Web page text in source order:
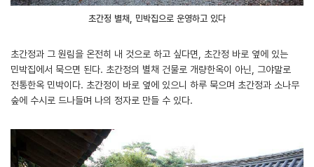
초간정 별채, 민박집으로 운영하고 있다
초간정과 그 원림을 온전히 내 것으로 하고 싶다면, 초간정 바로 옆에 있는
민박집에서 묵으면 된다. 초간정의 별채 건물로 개량한옥이 아닌, 그야말로
전통한옥 민박이다. 초간정이 바로 옆에 있으니 하루 묵으며 초간정과 소나무
숲에 수시로 드나들며 나의 정자로 만들 수 있다.